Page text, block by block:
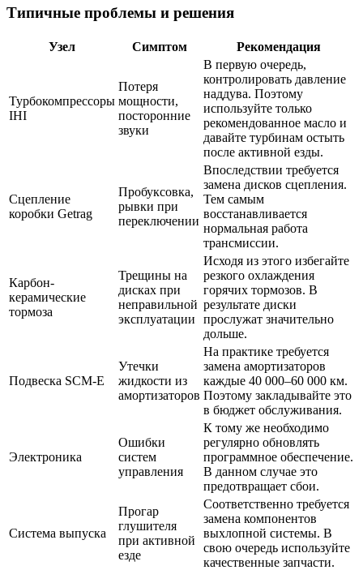
Типичные проблемы и решения
Узел Симптом Рекомендация
Турбокомпрессоры
IHI
Потеря
мощности,
посторонние
звуки
В первую очередь,
контролировать давление
наддува. Поэтому
используйте только
рекомендованное масло и
давайте турбинам остыть
после активной езды.
Сцепление
коробки Getrag
Пробуксовка,
рывки при
переключении
Впоследствии требуется
замена дисков сцепления.
Тем самым
восстанавливается
нормальная работа
трансмиссии.
Карбон-
керамические
тормоза
Трещины на
дисках при
неправильной
эксплуатации
Исходя из этого избегайте
резкого охлаждения
горячих тормозов. В
результате диски
прослужат значительно
дольше.
Подвеска SCM-E
Утечки
жидкости из
амортизаторов
На практике требуется
замена амортизаторов
каждые 40 000–60 000 км.
Поэтому закладывайте это
в бюджет обслуживания.
Электроника
Ошибки
систем
управления
К тому же необходимо
регулярно обновлять
программное обеспечение.
В данном случае это
предотвращает сбои.
Система выпуска
Прогар
глушителя
при активной
езде
Соответственно требуется
замена компонентов
выхлопной системы. В
свою очередь используйте
качественные запчасти.